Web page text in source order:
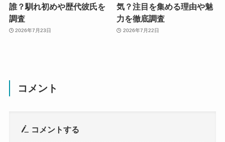
誰？馴れ初めや歴代彼氏を
調査
2026年7月23日
気？注目を集める理由や魅
力を徹底調査
2026年7月22日
コメント
コメントする